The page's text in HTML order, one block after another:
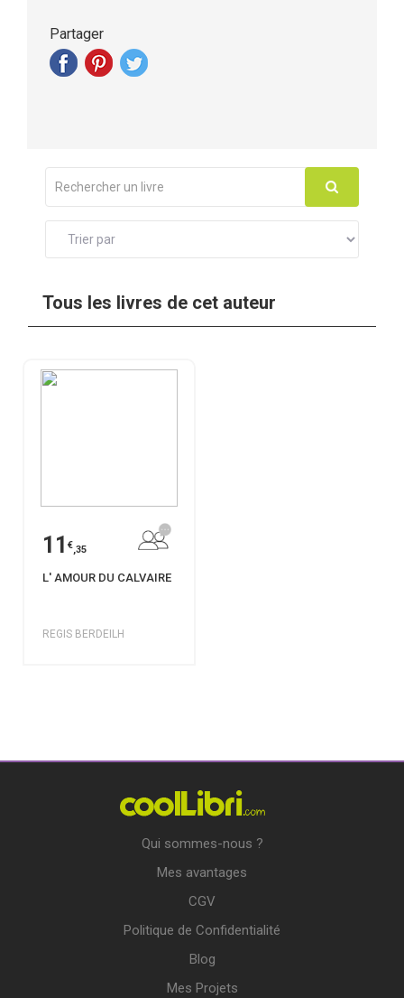
Partager
Tous les livres de cet auteur
11 €,35
L' AMOUR DU CALVAIRE
REGIS BERDEILH
Qui sommes-nous ?
Mes avantages
CGV
Politique de Confidentialité
Blog
Mes Projets